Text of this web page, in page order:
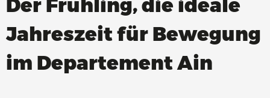
Jahreszeit für Bewegung
im Departement Ain